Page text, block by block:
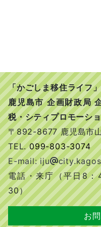
「かごしま移住ライフ」
鹿児島市 企画財政局
税・シティプロモーシ
〒892-8677 鹿児島市
TEL.099-803-3074
E-mail: iju
電話・来庁（平日8
30）
お